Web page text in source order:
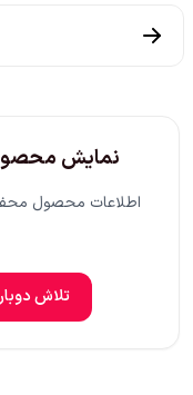
نمایش
اطلاعات محصول
تلاش